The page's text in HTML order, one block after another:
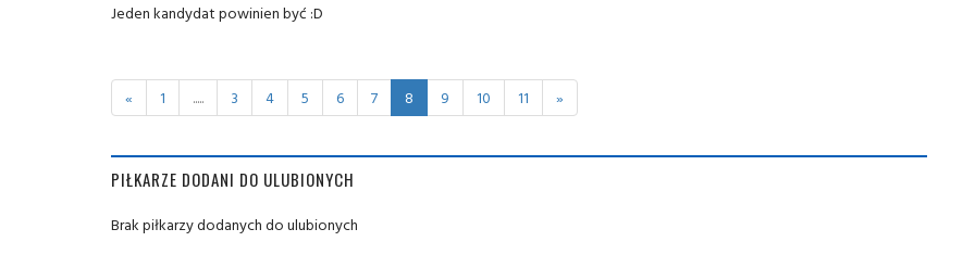
Jeden kandydat powinien być :D
« 1 ..... 3 4 5 6 7 8 9 10 11 »
PIŁKARZE DODANI DO ULUBIONYCH
Brak piłkarzy dodanych do ulubionych